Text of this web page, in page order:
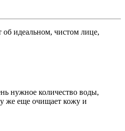
об идеальном, чистом лице,
нужное количество воды,
же еще очищает кожу и